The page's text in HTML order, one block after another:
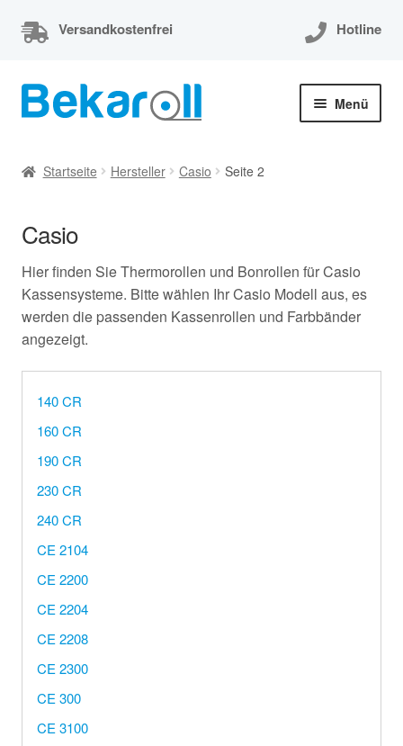
Versandkostenfrei Hotline
Zur
Navigation
Zum
Inhalt
Menü
EC-Cash Rollen
Kassenrollen
Bonrollen
Hersteller/Gerät
Öko Rollen
Rollen für Waagen
Startseite Hersteller Casio Seite 2
Casio
Hier finden Sie Thermorollen und Bonrollen für Casio
Kassensysteme. Bitte wählen Ihr Casio Modell aus, es
werden die passenden Kassenrollen und Farbbänder
angezeigt.
140 CR
160 CR
190 CR
230 CR
240 CR
CE 2104
CE 2200
CE 2204
CE 2208
CE 2300
CE 300
CE 3100